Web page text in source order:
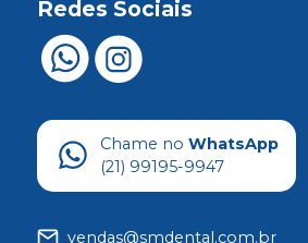
Redes Sociais
Chame no WhatsApp
(21) 99195-9947
vendas@smdental.com.br